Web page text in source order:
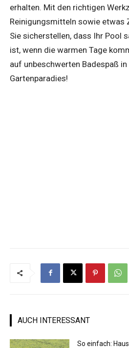
erhalten. Mit den richtigen
Reinigungsmitteln sowie etwas
Sie sicherstellen, dass Ihr Pool
ist, wenn die warmen Tage
auf unbeschwerten Badespaß
Gartenparadies!
AUCH INTERESSANT
So einfach: